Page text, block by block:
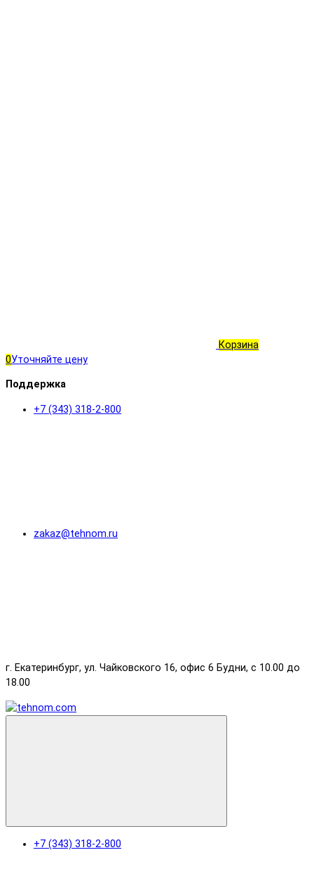
Корзина
0Уточняйте цену
Поддержка
+7 (343) 318-2-800
zakaz@tehnom.ru
г. Екатеринбург, ул. Чайковского 16, офис 6 Будни, с 10.00 до
18.00
+7 (343) 318-2-800